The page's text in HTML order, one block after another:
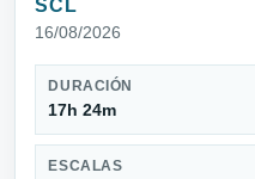
SCL
16/08/2026
DURACIÓN
17h 24m
ESCALAS